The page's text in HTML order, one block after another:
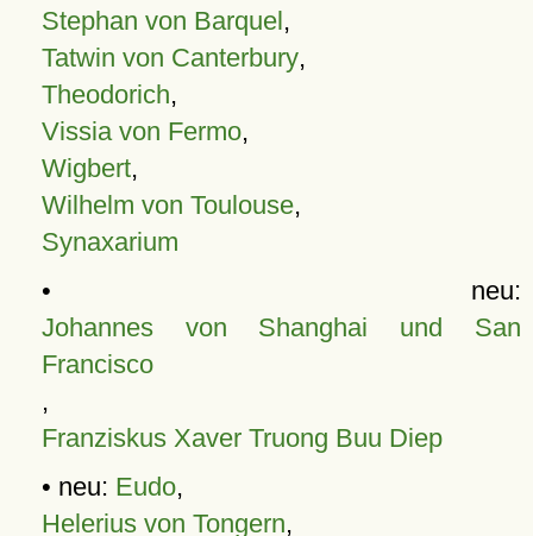
Stephan von Barquel,
Tatwin von Canterbury,
Theodorich,
Vissia von Fermo,
Wigbert,
Wilhelm von Toulouse,
Synaxarium
• neu:
Johannes von Shanghai und San
Francisco
,
Franziskus Xaver Truong Buu Diep
• neu: Eudo,
Helerius von Tongern,